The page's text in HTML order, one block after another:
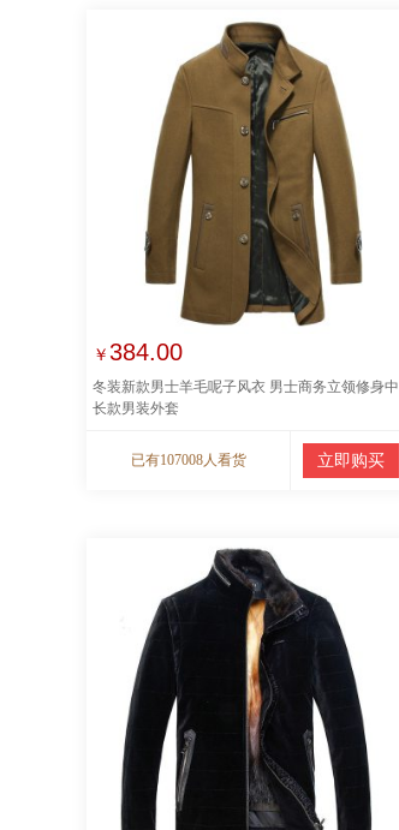
￥384.00
冬装新款男士羊毛呢子风衣 男士商务立领修身中
长款男装外套
已有107008人看货 立即购买